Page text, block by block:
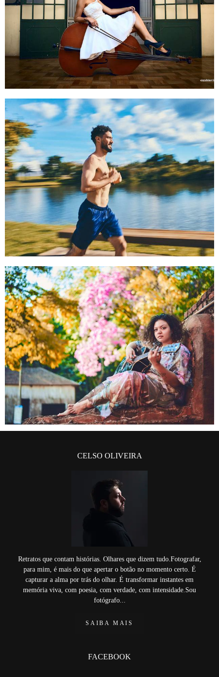
CELSO OLIVEIRA
Retratos que contam histórias. Olhares que dizem tudo.Fotografar,
para mim, é mais do que apertar o botão no momento certo. É
capturar a alma por trás do olhar. É transformar instantes em
memória viva, com poesia, com verdade, com intensidade.Sou
fotógrafo...
SAIBA MAIS
FACEBOOK